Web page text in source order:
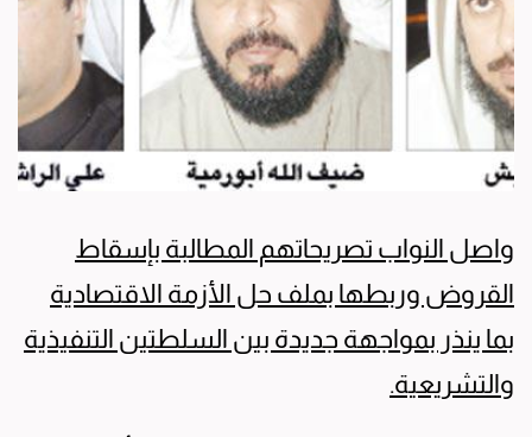
واصل النواب تصريحاتهم المطالبة بإسقاط
القروض وربطها بملف حل الأزمة الاقتصادية
بما ينذر بمواجهة جديدة بين السلطتين التنفيذية
والتشريعية.